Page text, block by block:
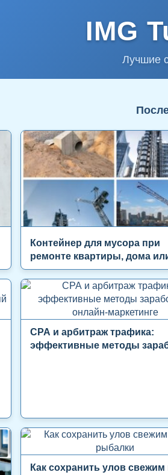
IMG
Лучшие
Контейнер для мусора при
ремонте квартиры, дома
коммерческого помещения
СРА и арбитраж трафика:
эффективные методы
Как сохранить улов свежим